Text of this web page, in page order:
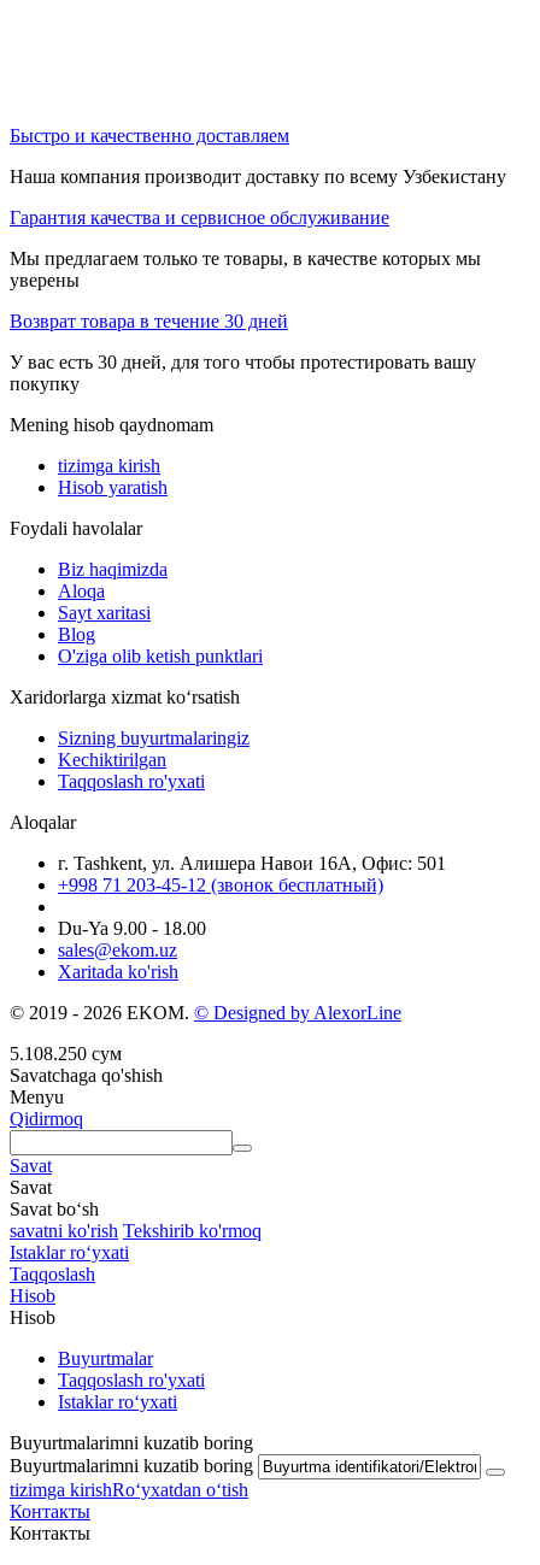
Быстро и качественно доставляем
Наша компания производит доставку по всему Узбекистану
Гарантия качества и сервисное обслуживание
Мы предлагаем только те товары, в качестве которых мы
уверены
Возврат товара в течение 30 дней
У вас есть 30 дней, для того чтобы протестировать вашу
покупку
Mening hisob qaydnomam
tizimga kirish
Hisob yaratish
Foydali havolalar
Biz haqimizda
Aloqa
Sayt xaritasi
Blog
O'ziga olib ketish punktlari
Xaridorlarga xizmat ko‘rsatish
Sizning buyurtmalaringiz
Kechiktirilgan
Taqqoslash ro'yxati
Aloqalar
г. Tashkent, ул. Алишера Навои 16А, Офис: 501
+998 71 203-45-12 (звонок бесплатный)
Du-Ya 9.00 - 18.00
sales@ekom.uz
Xaritada ko'rish
© 2019 - 2026 EKOM. © Designed by AlexorLine
5.108.250 сум
Savatchaga qo'shish
Menyu
Qidirmoq
Savat
Savat
Savat bo‘sh
savatni ko'rish Tekshirib ko'rmoq
Istaklar roʻyxati
Taqqoslash
Hisob
Hisob
Buyurtmalar
Taqqoslash ro'yxati
Istaklar roʻyxati
Buyurtmalarimni kuzatib boring
Buyurtmalarimni kuzatib boring
tizimga kirishRoʻyxatdan oʻtish
Контакты
Контакты